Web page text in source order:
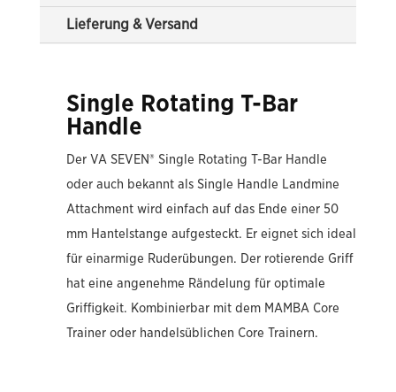
Lieferung & Versand
Single Rotating T-Bar
Handle
Der VA SEVEN® Single Rotating T-Bar Handle
oder auch bekannt als Single Handle Landmine
Attachment wird einfach auf das Ende einer 50
mm Hantelstange aufgesteckt. Er eignet sich ideal
für einarmige Ruderübungen. Der rotierende Griff
hat eine angenehme Rändelung für optimale
Griffigkeit. Kombinierbar mit dem MAMBA Core
Trainer oder handelsüblichen Core Trainern.